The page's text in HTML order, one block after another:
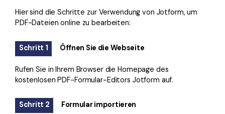
Hier sind die Schritte zur Verwendung von Jotform, um
PDF-Dateien online zu bearbeiten:
Schritt 1 Öffnen Sie die Webseite
Rufen Sie in Ihrem Browser die Homepage des
kostenlosen PDF-Formular-Editors Jotform auf.
Schritt 2 Formular importieren